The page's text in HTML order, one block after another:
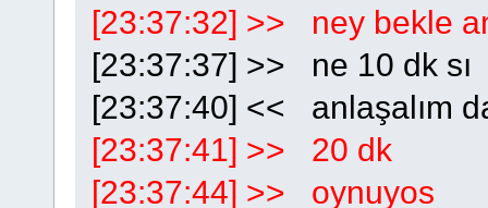
[23:37:32] >> ney bekle
[23:37:37] >> ne 10 dk sı
[23:37:40] << anlaşalım
[23:37:41] >> 20 dk
[23:37:44] >> oynuyos